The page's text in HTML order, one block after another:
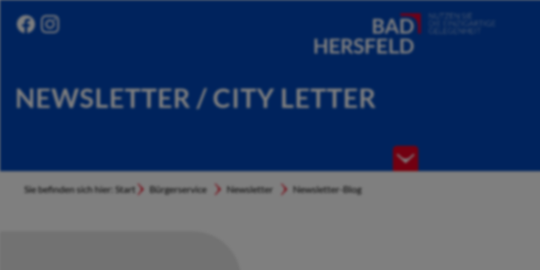
NEWSLETTER / CITY LETTER
Sie befinden sich hier: Start Bürgerservice Newsletter Newsletter-Blog